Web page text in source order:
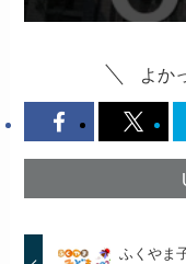
よか
ふくやま